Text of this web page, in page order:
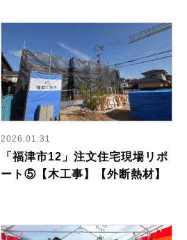
2026.01.31
「福津市12」注文住宅現場リポ
ート⑤【木工事】【外断熱材】